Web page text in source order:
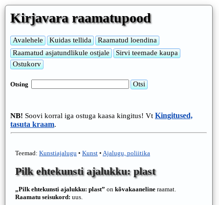
Kirjavara raamatupood
Otsing
NB! Soovi korral iga ostuga kaasa kingitus! Vt Kingitused,
tasuta kraam.
Teemad: Kunstiajalugu • Kunst • Ajalugu, poliitika
Pilk ehtekunsti ajalukku: plast
„Pilk ehtekunsti ajalukku: plast” on kõvakaaneline raamat.
Raamatu seisukord: uus.